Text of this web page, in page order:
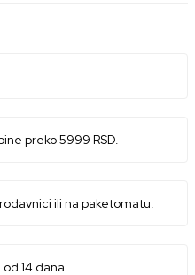
preko 5999 RSD.
ili na paketomatu.
14 dana.